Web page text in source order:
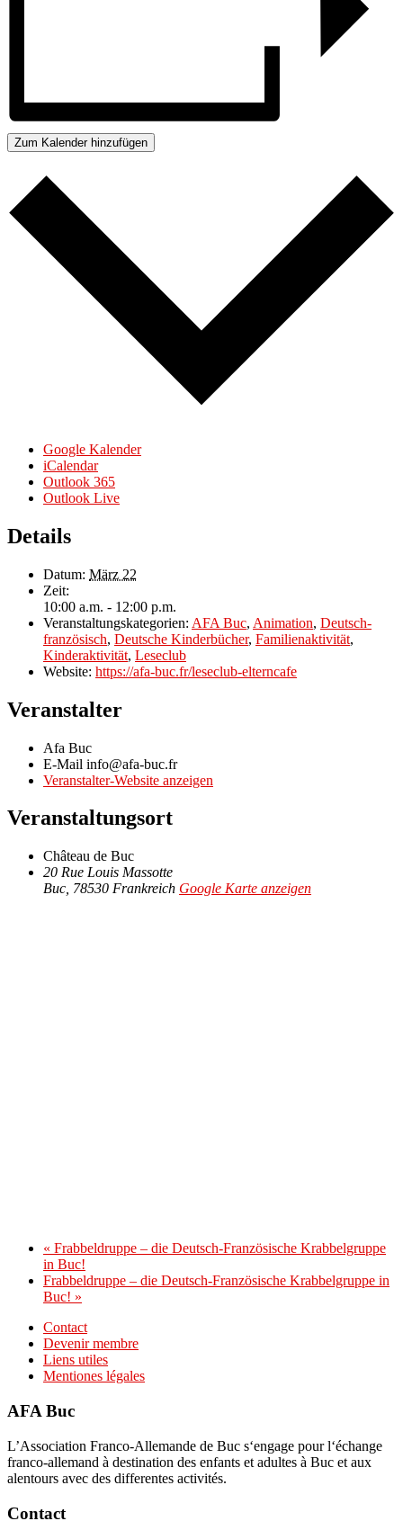
Zum Kalender hinzufügen
Google Kalender
iCalendar
Outlook 365
Outlook Live
Details
Datum: März 22
Zeit:
10:00 a.m. - 12:00 p.m.
Veranstaltungskategorien: AFA Buc, Animation, Deutsch-
französisch, Deutsche Kinderbücher, Familienaktivität,
Kinderaktivität, Leseclub
Website: https://afa-buc.fr/leseclub-elterncafe
Veranstalter
Afa Buc
E-Mail info@afa-buc.fr
Veranstalter-Website anzeigen
Veranstaltungsort
Château de Buc
20 Rue Louis Massotte
Buc 78530 Frankreich Google Karte anzeigen
« Frabbeldruppe – die Deutsch-Französische Krabbelgruppe
in Buc!
Frabbeldruppe – die Deutsch-Französische Krabbelgruppe in
Buc! »
Contact
Devenir membre
Liens utiles
Mentiones légales
AFA Buc
L’Association Franco-Allemande de Buc s‘engage pour l‘échange
franco-allemand à destination des enfants et adultes à Buc et aux
alentours avec des differentes activités.
Contact